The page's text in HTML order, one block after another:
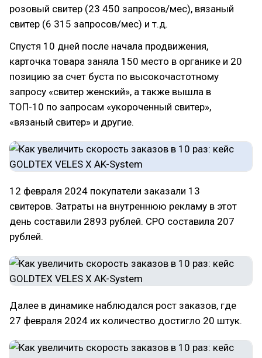
розовый свитер (23 450 запросов/мес), вязаный
свитер (6 315 запросов/мес) и т.д.
Спустя 10 дней после начала продвижения,
карточка товара заняла 150 место в органике и 20
позицию за счет буста по высокочастотному
запросу «свитер женский», а также вышла в
ТОП-10 по запросам «укороченный свитер»,
«вязаный свитер» и другие.
12 февраля 2024 покупатели заказали 13
свитеров. Затраты на внутреннюю рекламу в этот
день составили 2893 рублей. СРО составила 207
рублей.
Далее в динамике наблюдался рост заказов, где
27 февраля 2024 их количество достигло 20 штук.